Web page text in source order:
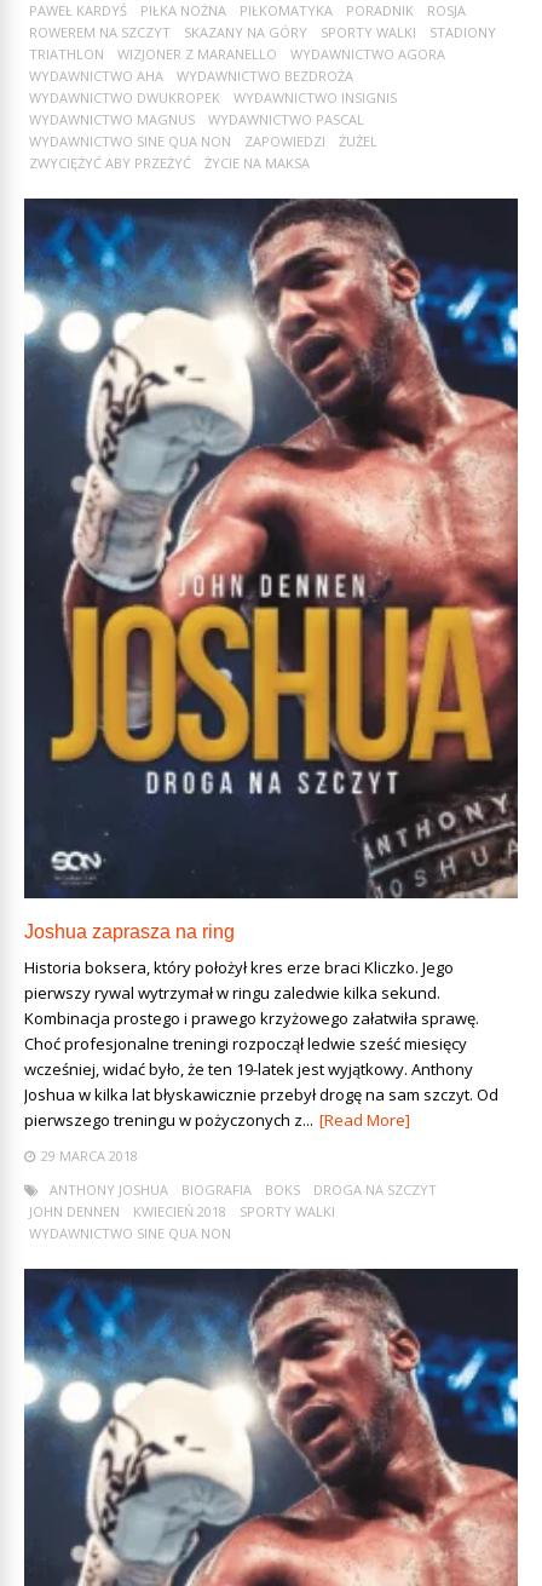
PAWEŁ KARDYŚ
PIŁKA NOŻNA PIŁKOMATYKA PORADNIK
ROSJA
ROWEREM NA SZCZYT
SKAZANY NA GÓRY SPORTY WALKI
STADIONY
TRIATHLON
WIZJONER Z MARANELLO
WYDAWNICTWO AGORA
WYDAWNICTWO AHA
WYDAWNICTWO BEZDROŻA
WYDAWNICTWO DWUKROPEK
WYDAWNICTWO INSIGNIS
WYDAWNICTWO MAGNUS
WYDAWNICTWO PASCAL
WYDAWNICTWO SINE QUA NON
ZAPOWIEDZI
ŻUŻEL
ZWYCIĘŻYĆ ABY PRZEŻYĆ
ŻYCIE NA MAKSA
Joshua zaprasza na ring
Historia boksera, który położył kres erze braci Kliczko. Jego
pierwszy rywal wytrzymał w ringu zaledwie kilka sekund.
Kombinacja prostego i prawego krzyżowego załatwiła sprawę.
Choć profesjonalne treningi rozpoczął ledwie sześć miesięcy
wcześniej, widać było, że ten 19-latek jest wyjątkowy. Anthony
Joshua w kilka lat błyskawicznie przebył drogę na sam szczyt. Od
pierwszego treningu w pożyczonych z... [Read More]
29 MARCA 2018
ANTHONY JOSHUA
BIOGRAFIA BOKS
DROGA NA SZCZYT
JOHN DENNEN
KWIECIEŃ 2018
SPORTY WALKI
WYDAWNICTWO SINE QUA NON